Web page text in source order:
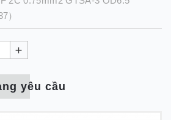
）
＋
yêu cầu